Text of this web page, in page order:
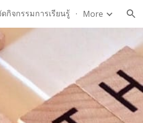
กิจกรรมการเรียนรู้ More